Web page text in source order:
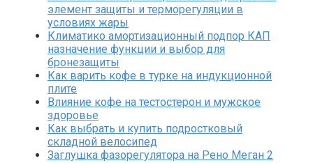
элемент защиты и терморегуляции в
условиях жары
Климатико амортизационный подпор КАП
назначение функции и выбор для
бронезащиты
Как варить кофе в турке на индукционной
плите
Влияние кофе на тестостерон и мужское
здоровье
Как выбрать и купить подростковый
складной велосипед
Заглушка фазорегулятора на Рено Меган 2